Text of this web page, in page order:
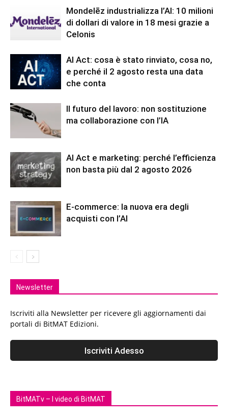
Mondelēz industrializza l’AI: 10 milioni
di dollari di valore in 18 mesi grazie a
Celonis
AI Act: cosa è stato rinviato, cosa no,
e perché il 2 agosto resta una data
che conta
Il futuro del lavoro: non sostituzione
ma collaborazione con l’IA
AI Act e marketing: perché l’efficienza
non basta più dal 2 agosto 2026
E-commerce: la nuova era degli
acquisti con l’AI
Newsletter
Iscriviti alla Newsletter per ricevere gli aggiornamenti dai
portali di BitMAT Edizioni.
BitMATv – I video di BitMAT